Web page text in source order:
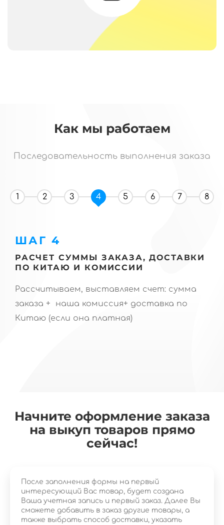
Как мы работаем
Последовательность выполнения заказа
1 2 3 4 5 6 7 8
ШАГ 4
РАСЧЕТ СУММЫ ЗАКАЗА, ДОСТАВКИ
ПО КИТАЮ И КОМИССИИ
Рассчитываем, выставляем счет: сумма
заказа + наша комиссия+ доставка по
Китаю (если она платная)
Начните оформление заказа
на выкуп товаров прямо
сейчас!
После заполнения формы на первый
интересующий Вас товар, будет создана
Ваша учетная запись и первый заказ. Далее Вы
сможете добавить в заказ другие товары, а
также выбрать способ доставки, указать